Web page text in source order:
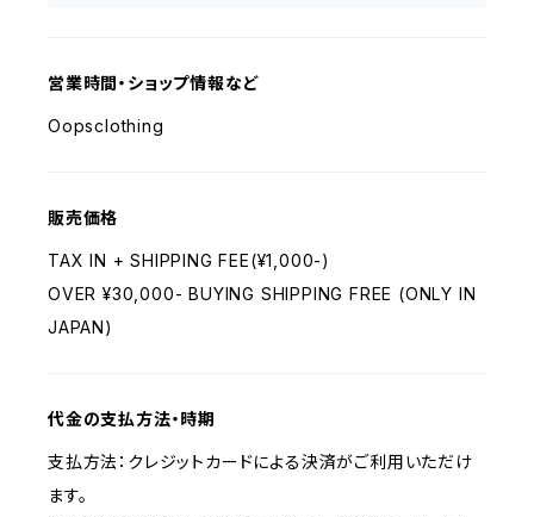
営業時間・ショップ情報など
Oopsclothing
販売価格
TAX IN + SHIPPING FEE(¥1,000-)
OVER ¥30,000- BUYING SHIPPING FREE (ONLY IN
JAPAN)
代金の支払方法・時期
支払方法：クレジットカードによる決済がご利用いただけ
ます。